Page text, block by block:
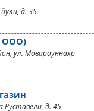
д. 35
ул. Мовароуннахр
Руставели, д. 45